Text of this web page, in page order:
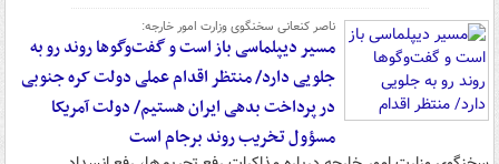
ناصر کنعانی سخنگوی وزارت امور خارجه:
مسیر دیپلماسی باز است و گفت‌وگوها روند رو به
جلویی دارد/ منتظر اقدام عملی دولت کره جنوبی
در پرداخت بدهی ایران هستیم/ دولت آمریکا
مسؤول تخریب روند برجام است